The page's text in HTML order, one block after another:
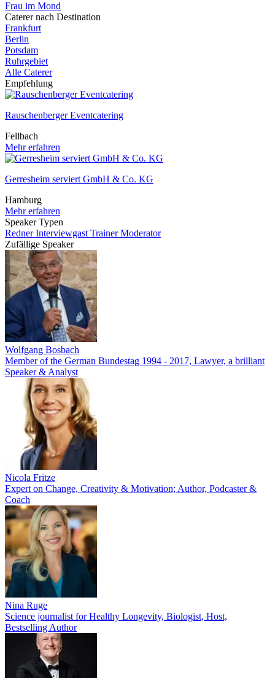
Frau im Mond
Caterer nach Destination
Frankfurt
Berlin
Potsdam
Ruhrgebiet
Alle Caterer
Empfehlung
Rauschenberger Eventcatering
Fellbach
Mehr erfahren
Gerresheim serviert GmbH & Co. KG
Hamburg
Mehr erfahren
Speaker Typen
RednerInterviewgast TrainerModerator
Zufällige Speaker
Wolfgang Bosbach
Member of the German Bundestag 1994 - 2017, Lawyer, a brilliant
Speaker & Analyst
Nicola Fritze
Expert on Change, Creativity & Motivation; Author, Podcaster &
Coach
Nina Ruge
Science journalist for Healthy Longevity, Biologist, Host,
Bestselling Author